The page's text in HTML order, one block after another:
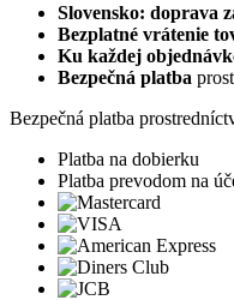
Slovensko: doprava
Bezplatné vrátenie
Ku každej
Bezpečná platba
Bezpečná platba
Platba na dobierku
Platba prevodom na